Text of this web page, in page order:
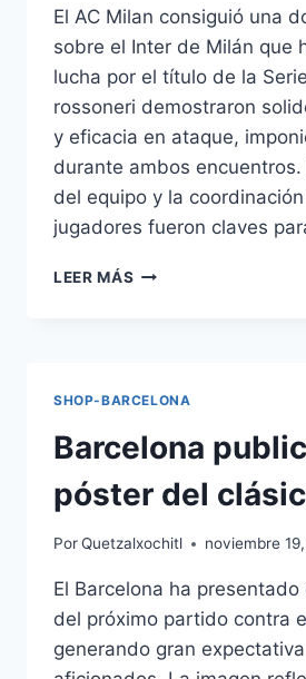
El AC Milan consiguió una
sobre el Inter de Milán que
lucha por el título de la
rossoneri demostraron
y eficacia en ataque,
durante ambos
del equipo y la
jugadores fueron claves
LEER MÁS AC
LA
SERIE
SHOP-BARCELONA
Barcelona
póster del
PorQuetzalxochitl noviembre
El Barcelona ha
del próximo partido contra
generando gran